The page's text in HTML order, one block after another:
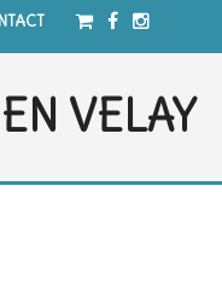
VELAY